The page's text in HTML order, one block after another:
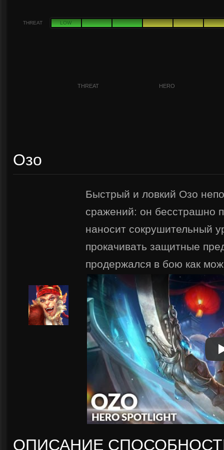
THREAT LOW
THREAT HERO
Озо
Быстрый и ловкий Озо
сражений: он бесстрашно
наносит сокрушительный
прокачивать защитные
продержался в бою как
ОПИСАНИЕ